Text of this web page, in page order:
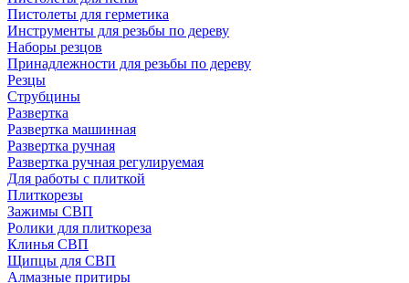
Пистолеты для герметика
Инструменты для резьбы по дереву
Наборы резцов
Принадлежности для резьбы по дереву
Резцы
Струбцины
Развертка
Развертка машинная
Развертка ручная
Развертка ручная регулируемая
Для работы с плиткой
Плиткорезы
Зажимы СВП
Ролики для плиткореза
Клинья СВП
Щипцы для СВП
Алмазные притиры